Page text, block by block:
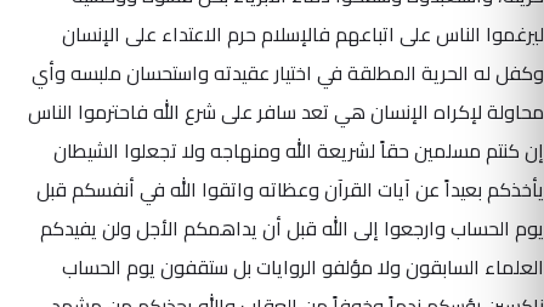
ليرغموا الناس على اتباعهم فالإسلام حرم الاعتداء على الإنسان
وكفل له الحرية المطلقة في اختيار عقيدته واستحسان ملبسه وأي
محاولة لإكراه الإنسان هي تعد سافر على شرع الله فاحترموا الناس
إن كنتم مسلمين حقاً لشريعة الله ومنهاجه ولا تجعلوا الشيطان
يأخذكم بعيداً عن آيات القرآن وعظاته واتقوا الله في أنفسكم قبل
يوم الحساب وارجعوا إلى الله قبل أن يداهمكم الأجل ولن يفيدكم
العلماء السابقون ولا مؤلفو الروايات بل ستقفون يوم الحساب